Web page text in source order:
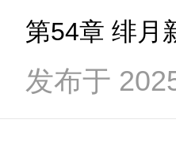
第54章 绯月
发布于